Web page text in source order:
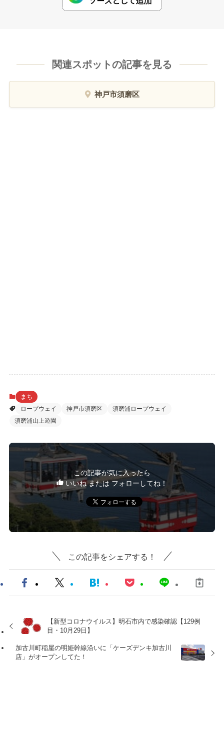
関連スポットの記事を見る
神戸市須磨区
まち
ロープウェイ
神戸市須磨区
須磨浦ロープウェイ
須磨浦山上遊園
この記事が気に入ったら
いいね または フォローしてね！
この記事をシェアする！
【新型コロナウイルス】明石市内で感染確認【129例
目・10月29日】
加古川町稲屋の明姫幹線沿いに「ケーズデンキ加古川
店」がオープンしてた！